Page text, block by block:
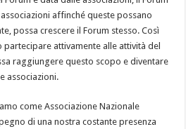
affinché queste possano
possa crescere il Forum stesso. Così
partecipare attivamente alle attività del
raggiungere questo scopo e diventare
associazioni.
come Associazione Nazionale
di una nostra costante presenza